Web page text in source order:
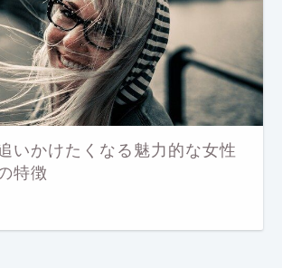
いかけたくなる魅力的な女性
特徴